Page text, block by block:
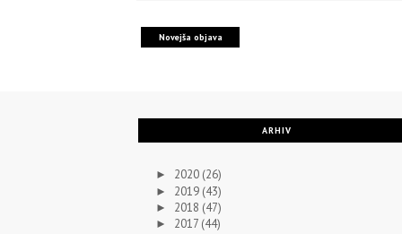
Novejša objava
ARHIV
► 2020 (26)
► 2019 (43)
► 2018 (47)
► 2017 (44)